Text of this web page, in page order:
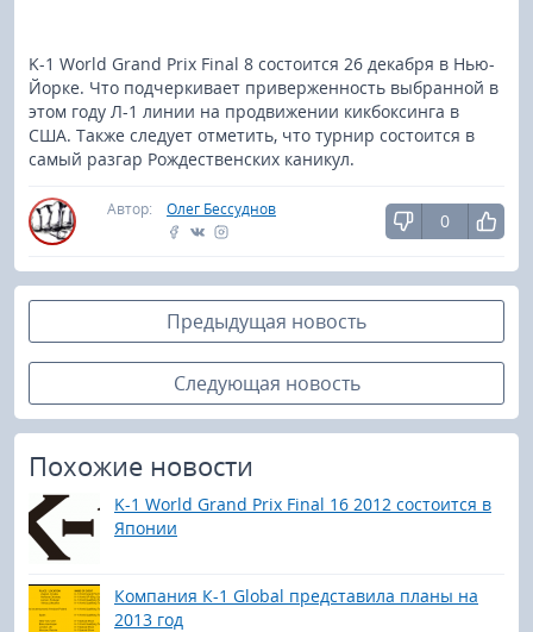
K-1 World Grand Prix Final 8 состоится 26 декабря в Нью-
Йорке. Что подчеркивает приверженность выбранной в
этом году Л-1 линии на продвижении кикбоксинга в
США. Также следует отметить, что турнир состоится в
самый разгар Рождественских каникул.
Автор: Олег Бессуднов
0
Предыдущая новость
Следующая новость
Похожие новости
K-1 World Grand Prix Final 16 2012 состоится в
Японии
Компания К-1 Global представила планы на
2013 год